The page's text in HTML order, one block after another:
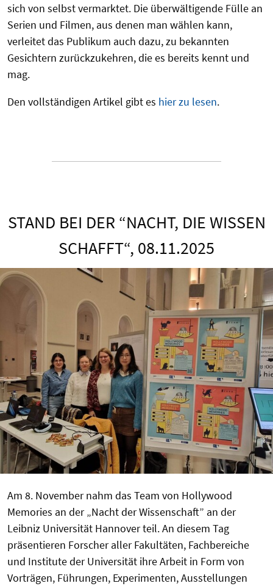
sich von selbst vermarktet. Die überwältigende Fülle an
Serien und Filmen, aus denen man wählen kann,
verleitet das Publikum auch dazu, zu bekannten
Gesichtern zurückzukehren, die es bereits kennt und
mag.
Den vollständigen Artikel gibt es hier zu lesen.
STAND BEI DER “NACHT, DIE WISSEN
SCHAFFT“, 08.11.2025
Am 8. November nahm das Team von Hollywood
Memories an der „Nacht der Wissenschaft” an der
Leibniz Universität Hannover teil. An diesem Tag
präsentieren Forscher aller Fakultäten, Fachbereiche
und Institute der Universität ihre Arbeit in Form von
Vorträgen, Führungen, Experimenten, Ausstellungen